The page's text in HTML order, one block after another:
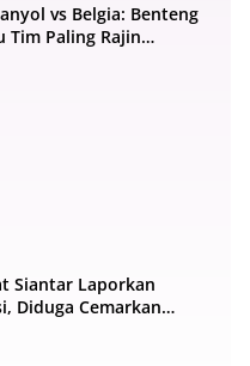
vs Belgia: Benteng
Tim Paling Rajin
Siantar Laporkan
Diduga Cemarkan